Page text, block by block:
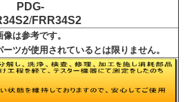
PDG-
/FRR34S2
像は参考です。
ツが使用されているとは限りません。